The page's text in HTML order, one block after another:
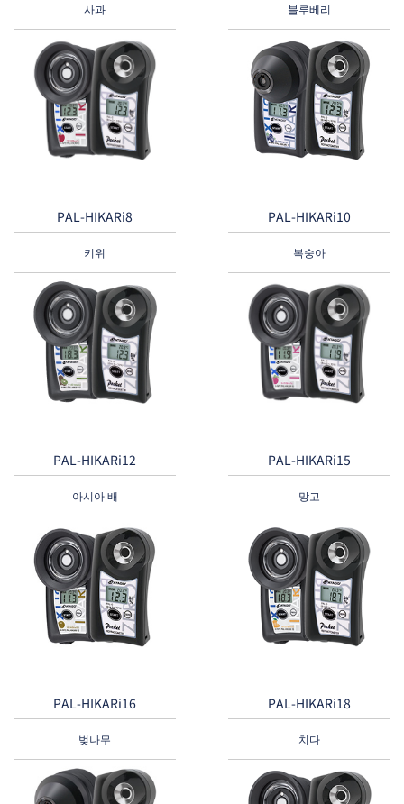
사과 블루베리
PAL-HIKARi8
키위
PAL-HIKARi10
복숭아
PAL-HIKARi12
아시아 배
PAL-HIKARi15
망고
PAL-HIKARi16
벚나무
PAL-HIKARi18
치다